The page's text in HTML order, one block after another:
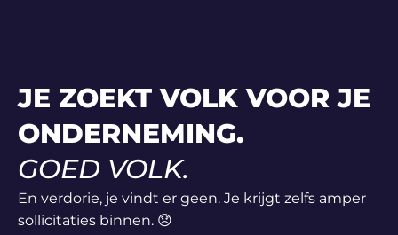
JE ZOEKT VOLK VOOR JE
ONDERNEMING.
GOED VOLK.
En verdorie, je vindt er geen. Je krijgt zelfs amper
sollicitaties binnen. 😞